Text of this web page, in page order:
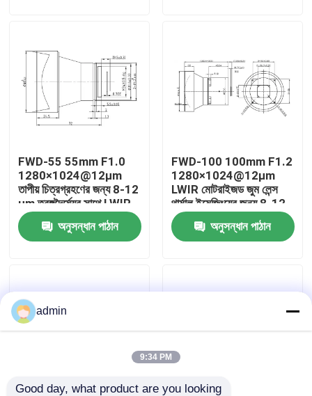
ভিডিও
আমাদের সম্বন্ধে
কারখানা পরিদর্শন
গুণমান নিয়ন্ত্রণ
খবর
এভিয়েশন পার্টস
FWD-55 55mm F1.0
1280×1024@12μm
তাপীয় চিত্রগ্রহণের জন্য 8-12
μm তরঙ্গদৈর্ঘ্যের সাথে LWIR
মোটরাইজড জুম লেন্স
অনুসন্ধান পাঠান
FWD-100 100mm F1.2
1280×1024@12μm
LWIR মোটরাইজড জুম লেন্স
থার্মাল ইমেজিংয়ের জন্য 8-12
μm তরঙ্গদৈর্ঘ্য সহ
অনুসন্ধান পাঠান
admin
9:34 PM
Good day, what product are you looking